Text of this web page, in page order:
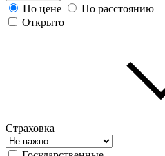
По цене
По расстоянию
Открыто
Страховка